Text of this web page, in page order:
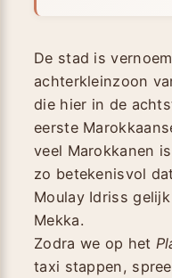
De stad is
achterkleinzoon
die hier in de
eerste
veel Marokkanen
zo betekenisvol
Moulay Idriss
Mekka.
Zodra we op het
taxi stappen,